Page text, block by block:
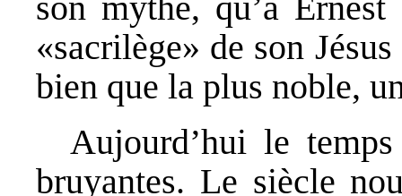
«sacrilège» de son
bien que la plus noble,
Aujourd’hui le
bruyantes. Le siècle